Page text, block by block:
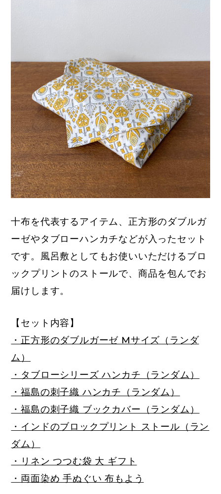
十布を代表するアイテム、正方形のダブルガ
ーゼやタブローハンカチなどが入ったセット
です。風呂敷としてもお使いいただけるブロ
ックプリントのストールで、商品を包んでお
届けします。
【セット内容】
・正方形のダブルガーゼ Mサイズ（ランダ
ム）
・タブローシリーズ ハンカチ（ランダム）
・福島の刺子織 ハンカチ（ランダム）
・福島の刺子織 ブックカバー（ランダム）
・インドのブロックプリント ストール（ラン
ダム）
・リネン つつむ袋 大 ギフト
・両面染め 手ぬぐい 布もよう